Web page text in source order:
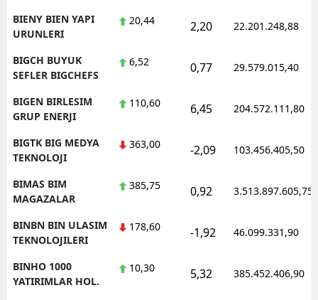
BIENY BIEN YAPI
URUNLERI
20,44 2,20 22.201.248,88
BIGCH BUYUK
SEFLER BIGCHEFS
6,52 0,77 29.579.015,40
BIGEN BIRLESIM
GRUP ENERJI
110,60 6,45 204.572.111,80
BIGTK BIG MEDYA
TEKNOLOJI
363,00 -2,09 103.456.405,50
BIMAS BIM
MAGAZALAR
385,75 0,92 3.513.897.605,75
BINBN BIN ULASIM
TEKNOLOJILERI
178,60 -1,92 46.099.331,90
BINHO 1000
YATIRIMLAR HOL.
10,30 5,32 385.452.406,90